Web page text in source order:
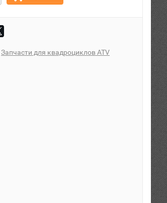
Запчасти для квадроциклов ATV